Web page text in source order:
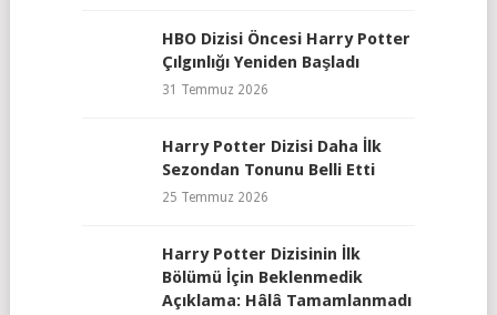
HBO Dizisi Öncesi Harry Potter
Çılgınlığı Yeniden Başladı
31 Temmuz 2026
Harry Potter Dizisi Daha İlk
Sezondan Tonunu Belli Etti
25 Temmuz 2026
Harry Potter Dizisinin İlk
Bölümü İçin Beklenmedik
Açıklama: Hâlâ Tamamlanmadı